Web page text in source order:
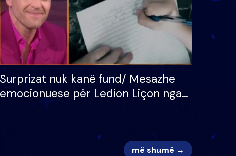
Surprizat nuk kanë fund/ Mesazhe
emocionuese për Ledion Liçon nga
nëna dhe fëmijët e tij, moderatori
më shumë →